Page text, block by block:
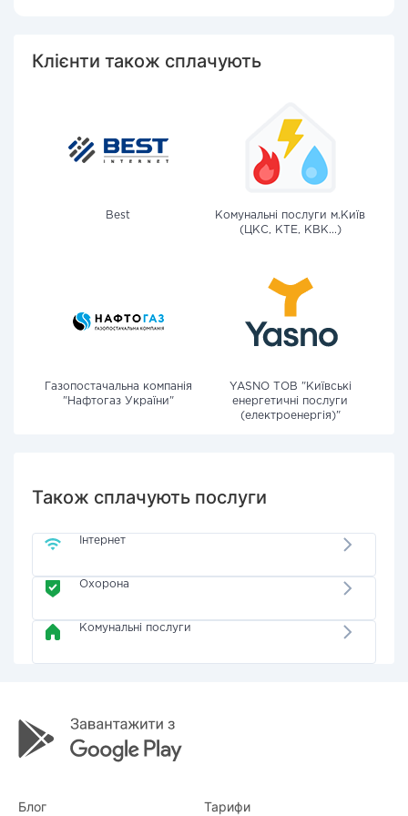
Клієнти також сплачують
Best
Комунальні послуги м.Київ
(ЦКС, КТЕ, КВК...)
Газопостачальна компанія
"Нафтогаз України"
YASNO ТОВ "Київські
енергетичні послуги
(електроенергія)"
Також сплачують послуги
Інтернет
Охорона
Комунальні послуги
Блог Тарифи